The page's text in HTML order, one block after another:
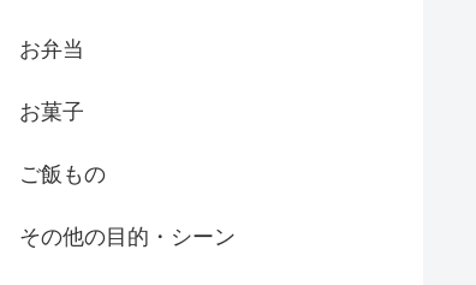
お弁当
お菓子
ご飯もの
その他の目的・シーン